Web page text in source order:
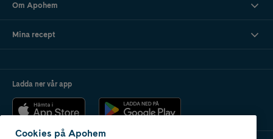
Om Apohem
Mina recept
Ladda ner vår app
Cookies på Apohem